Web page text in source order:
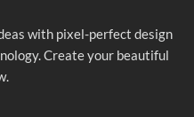
with pixel-perfect design
Create your beautiful